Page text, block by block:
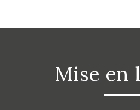
mise